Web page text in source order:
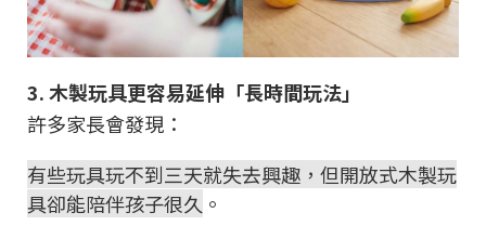
3. 木製玩具更容易延伸「長時間玩法」
許多家長會發現：
有些玩具玩不到三天就失去興趣，但開放式木製玩
具卻能陪伴孩子很久 。